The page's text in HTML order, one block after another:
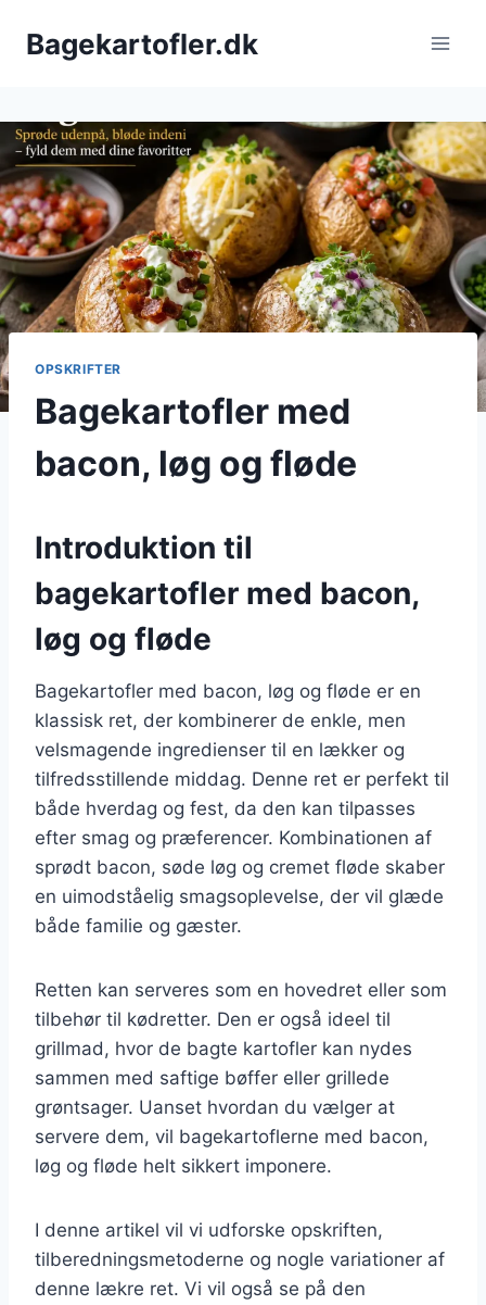
Bagekartofler.dk
OPSKRIFTER
Bagekartofler med
bacon, løg og fløde
Introduktion til
bagekartofler med bacon,
løg og fløde
Bagekartofler med bacon, løg og fløde er en
klassisk ret, der kombinerer de enkle, men
velsmagende ingredienser til en lækker og
tilfredsstillende middag. Denne ret er perfekt til
både hverdag og fest, da den kan tilpasses
efter smag og præferencer. Kombinationen af
sprødt bacon, søde løg og cremet fløde skaber
en uimodståelig smagsoplevelse, der vil glæde
både familie og gæster.
Retten kan serveres som en hovedret eller som
tilbehør til kødretter. Den er også ideel til
grillmad, hvor de bagte kartofler kan nydes
sammen med saftige bøffer eller grillede
grøntsager. Uanset hvordan du vælger at
servere dem, vil bagekartoflerne med bacon,
løg og fløde helt sikkert imponere.
I denne artikel vil vi udforske opskriften,
tilberedningsmetoderne og nogle variationer af
denne lækre ret. Vi vil også se på den